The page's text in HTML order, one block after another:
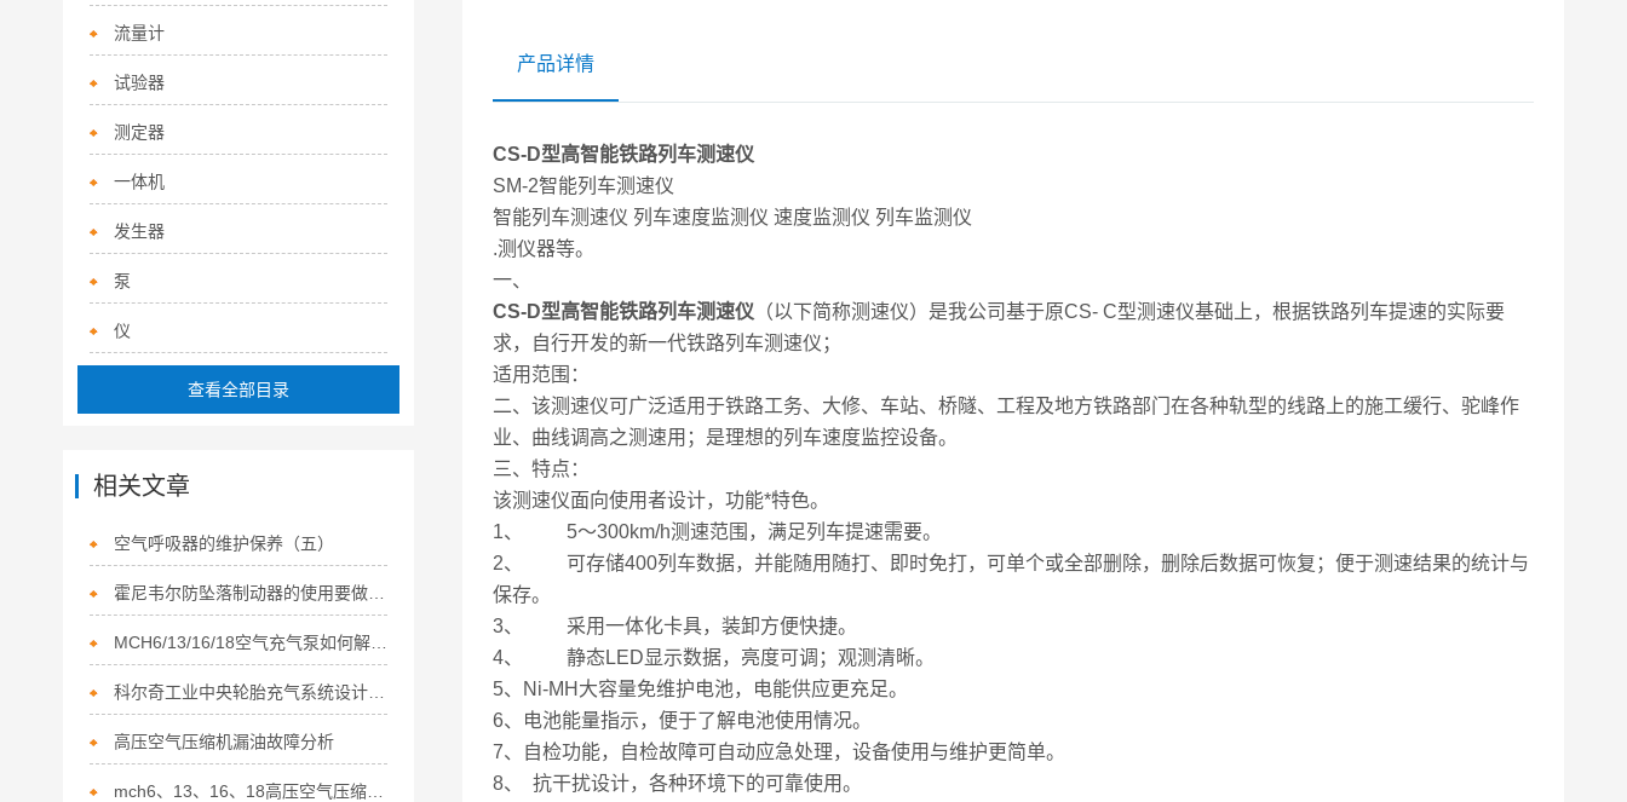
产品详情
CS-D型高智能铁路列车测速仪
SM-2智能列车测速仪
智能列车测速仪 列车速度监测仪 速度监测仪 列车监测仪
.测仪器等。
一、
CS-D型高智能铁路列车测速仪 （以下简称测速仪）是我公司基于原CS- C型测速仪基础上，根据铁路列车提速的实际要
求，自行开发的新一代铁路列车测速仪；
适用范围：
二、该测速仪可广泛适用于铁路工务、大修、车站、桥隧、工程及地方铁路部门在各种轨型的线路上的施工缓行、驼峰作
业、曲线调高之测速用；是理想的列车速度监控设备。
三、特点：
该测速仪面向使用者设计，功能*特色。
1、 5～300km/h测速范围，满足列车提速需要。
2、 可存储400列车数据，并能随用随打、即时免打，可单个或全部删除，删除后数据可恢复；便于测速结果的统计与
保存。
3、 采用一体化卡具，装卸方便快捷。
4、 静态LED显示数据，亮度可调；观测清晰。
5、Ni-MH大容量免维护电池，电能供应更充足。
6、电池能量指示，便于了解电池使用情况。
7、自检功能，自检故障可自动应急处理，设备使用与维护更简单。
8、 抗干扰设计，各种环境下的可靠使用。
流量计
试验器
测定器
一体机
发生器
泵
仪
查看全部目录
相关文章
空气呼吸器的维护保养（五）
霍尼韦尔防坠落制动器的使用要做到细微加
MCH6/13/16/18空气充气泵如何解决活塞式压缩机异常声音
科尔奇工业中央轮胎充气系统设计理念
高压空气压缩机漏油故障分析
mch6、13、16、18高压空气压缩机的用电常识